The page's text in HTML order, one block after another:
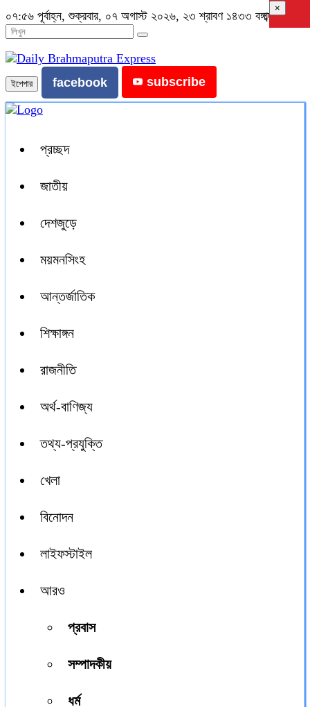
০৭:৫৬ পূর্বাহ্ন, শুক্রবার, ০৭ অগাস্ট ২০২৬, ২৩ শ্রাবণ ১৪৩৩ বঙ্গাব্দ
ইপেপার facebook subscribe
প্রচ্ছদ
জাতীয়
দেশজুড়ে
ময়মনসিংহ
আন্তর্জাতিক
শিক্ষাঙ্গন
রাজনীতি
অর্থ-বাণিজ্য
তথ্য-প্রযুক্তি
খেলা
বিনোদন
লাইফস্টাইল
আরও
প্রবাস
সম্পাদকীয়
ধর্ম
×